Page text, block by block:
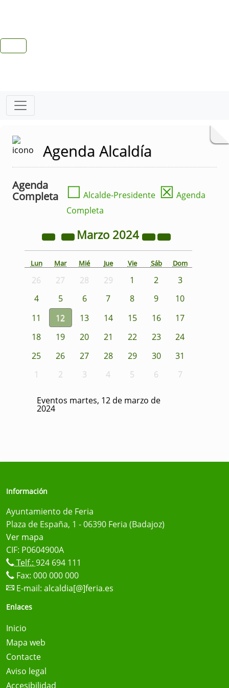
Agenda Alcaldía
Agenda
Completa
☐ Alcalde-Presidente ☒ Agenda
Completa
Marzo 2024
Lun Mar Mié Jue Vie Sáb Dom
26 27 28 29 1 2
3
4
5 6 7 8 9
10
11
12 13 14 15 16
17
18
19 20 21 22 23
24
25
26 27 28 29 30
31
1
2 3 4 5 6 7
Eventos martes, 12 de marzo de
2024
Información
Ayuntamiento de Feria
Plaza de España, 1 - 06390 Feria (Badajoz)
Ver mapa
CIF: P0604900A
Telf.: 924 694 111
Fax: 000 000 000
E-mail: alcaldia[@]feria.es
Enlaces
Inicio
Mapa web
Contacte
Aviso legal
Accesibilidad